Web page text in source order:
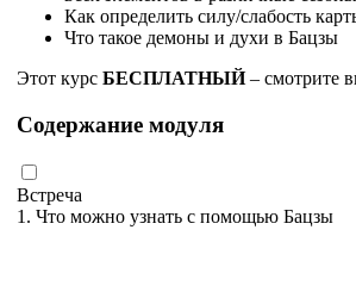
Как определить силу/слабость
Что такое демоны и духи в Бацзы
Этот курс БЕСПЛАТНЫЙ– смотрите
Содержание модуля
Встреча
1. Что можно узнать с помощью Бацзы